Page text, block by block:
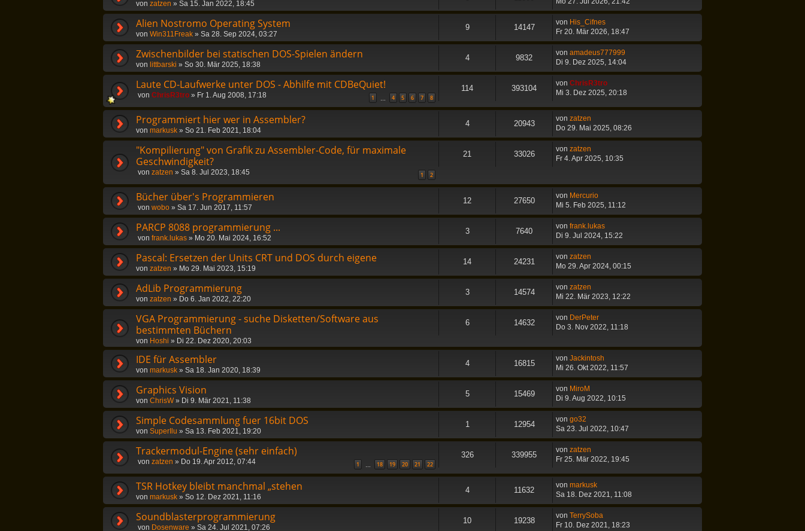
von zatzen » Sa 15. Jan 2022, 18:45
Alien Nostromo Operating System
von Win311Freak » Sa 28. Sep 2024, 03:27
9 14147
von His_Cifnes
Fr 20. Mär 2026, 18:47
Zwischenbilder bei statischen DOS-Spielen ändern
von littbarski » So 30. Mär 2025, 18:38
4 9832
von amadeus777999
Di 9. Dez 2025, 14:04
Laute CD-Laufwerke unter DOS - Abhilfe mit CDBeQuiet!
von ChrisR3tro » Fr 1. Aug 2008, 17:18 1 … 4 5 6 7 8
114 393104
von ChrisR3tro
Mi 3. Dez 2025, 20:18
Programmiert hier wer in Assembler?
von markusk » So 21. Feb 2021, 18:04
4 20943
von zatzen
Do 29. Mai 2025, 08:26
"Kompilierung" von Grafik zu Assembler-Code, für maximale
Geschwindigkeit?
von zatzen » Sa 8. Jul 2023, 18:45 1 2
21 33026
von zatzen
Fr 4. Apr 2025, 10:35
Bücher über's Programmieren
von wobo » Sa 17. Jun 2017, 11:57
12 27650
von Mercurio
Mi 5. Feb 2025, 11:12
PARCP 8088 programmierung ...
von frank.lukas » Mo 20. Mai 2024, 16:52
3 7640
von frank.lukas
Di 9. Jul 2024, 15:22
Pascal: Ersetzen der Units CRT und DOS durch eigene
von zatzen » Mo 29. Mai 2023, 15:19
14 24231
von zatzen
Mo 29. Apr 2024, 00:15
AdLib Programmierung
von zatzen » Do 6. Jan 2022, 22:20
3 14574
von zatzen
Mi 22. Mär 2023, 12:22
VGA Programmierung - suche Disketten/Software aus
bestimmten Büchern
von Hoshi » Di 22. Dez 2020, 20:03
6 14632
von DerPeter
Do 3. Nov 2022, 11:18
IDE für Assembler
von markusk » Sa 18. Jan 2020, 18:39
4 16815
von Jackintosh
Mi 26. Okt 2022, 11:57
Graphics Vision
von ChrisW» Di 9. Mär 2021, 11:38
5 15469
von MiroM
Di 9. Aug 2022, 10:15
Simple Codesammlung fuer 16bit DOS
von SuperIlu » Sa 13. Feb 2021, 19:20
1 12954
von go32
Sa 23. Jul 2022, 10:47
Trackermodul-Engine (sehr einfach)
von zatzen » Do 19. Apr 2012, 07:44 1 … 18 19 20 21 22
326 339955
von zatzen
Fr 25. Mär 2022, 19:45
TSR Hotkey bleibt manchmal „stehen
von markusk » So 12. Dez 2021, 11:16
4 11632
von markusk
Sa 18. Dez 2021, 11:08
Soundblasterprogrammierung
von Dosenware » Sa 24. Jul 2021, 07:26
10 19238
von TerrySoba
Fr 10. Dez 2021, 18:23